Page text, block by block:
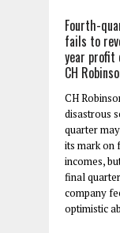
Fourth-
fails to
year profit
CH
CH
disastrous
quarter
its mark
incomes,
final
company
optimistic